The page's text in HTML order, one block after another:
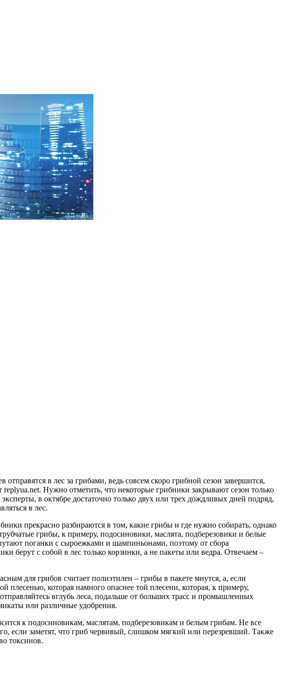
в лес за грибами, ведь совсем скоро грибной сезон завершится,
Нужно отметить, что некоторые грибники закрывают сезон только
в октябре достаточно только двух или трех дождливых дней подряд,
в лес.
прекрасно разбираются в том, какие грибы и где нужно собирать, однако
грибы, к примеру, подосиновики, маслята, подберезовики и белые
поганки с сыроежками и шампиньонами, поэтому от сбора
берут с собой в лес только корзинки, а не пакеты или ведра. Отвечаем –
для грибов считает полиэтилен – грибы в пакете мнутся, а, если
плесенью, которая намного опаснее той плесени, которая, к примеру,
вглубь леса, подальше от больших трасс и промышленных
или различные удобрения.
к подосиновикам, маслятам, подберезовикам и белым грибам. Не все
если заметят, что гриб червивый, слишком мягкий или перезревший. Также
токсинов.